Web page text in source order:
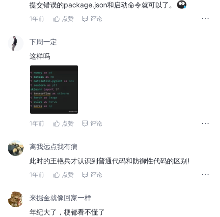
提交错误的package.json和启动命令就可以了。
1年前 点赞 评论
下周一定
这样吗
1年前 点赞 评论
离我远点我有病
此时的王艳兵才认识到普通代码和防御性代码的区别!
1年前 点赞 评论
来掘金就像回家一样
年纪大了，梗都看不懂了